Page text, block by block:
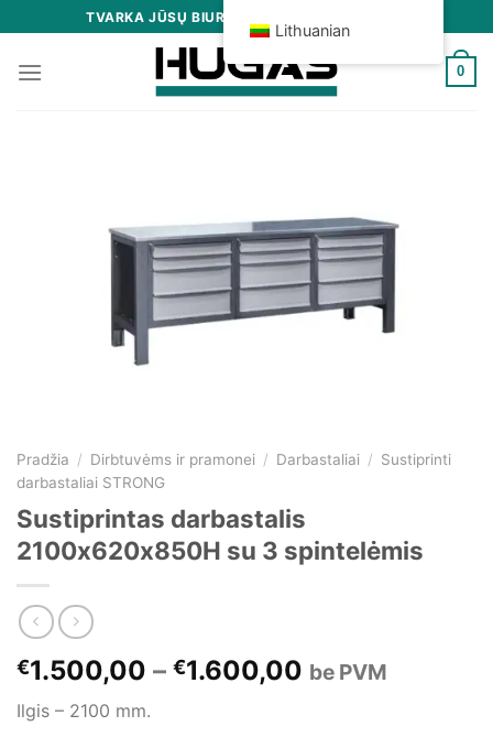
to
content
TVARKA JŪSŲ BIURE, GARAŽE IR SANDĖLYJE
0
Pradžia / Dirbtuvėms ir pramonei / Darbastaliai / Sustiprinti
darbastaliai STRONG
Sustiprintas darbastalis
2100x620x850H su 3 spintelėmis
€1.500,00 – €1.600,00 be PVM
Ilgis – 2100 mm.
Lithuanian